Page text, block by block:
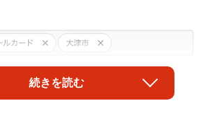
続きを読む